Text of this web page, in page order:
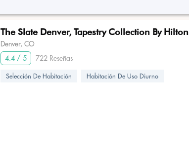
The Slate Denver, Tapestry Collection By Hilton
Denver, CO
4.4 / 5
722 Reseñas
Selección De Habitación Habitación De Uso Diurno